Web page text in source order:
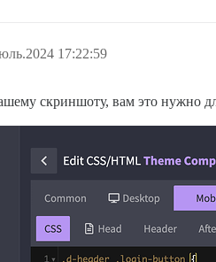
17:22:59
скриншоту, вам это нужно